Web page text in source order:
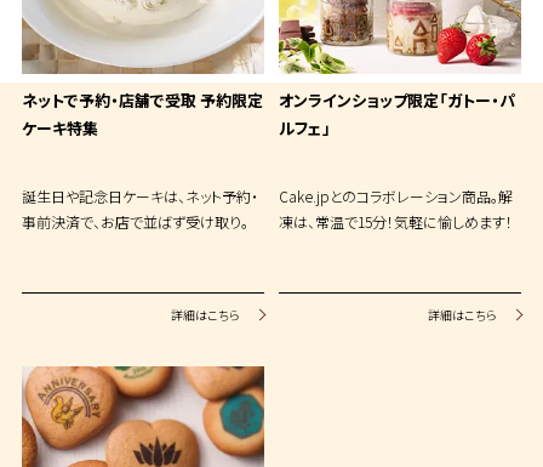
ネットで予約・店舗で受取 予約限定
ケーキ特集
誕生日や記念日ケーキは、ネット予約・
事前決済で、お店で並ばず受け取り。
詳細はこちら
オンラインショップ限定「ガトー・パ
ルフェ」
Cake.jpとのコラボレーション商品。解
凍は、常温で15分！気軽に愉しめます！
詳細はこちら